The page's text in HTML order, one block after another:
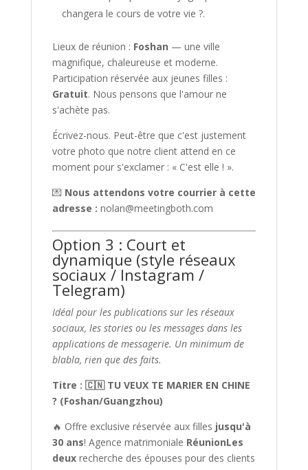
changera le cours de votre vie ?.
Lieux de réunion : Foshan — une ville
magnifique, chaleureuse et moderne.
Participation réservée aux jeunes filles :
Gratuit. Nous pensons que l'amour ne
s'achète pas.
Écrivez-nous. Peut-être que c'est justement
votre photo que notre client attend en ce
moment pour s'exclamer : « C'est elle ! ».
💌 Nous attendons votre courrier à cette
adresse : nolan@meetingboth.com
Option 3 : Court et
dynamique (style réseaux
sociaux / Instagram /
Telegram)
Idéal pour les publications sur les réseaux
sociaux, les stories ou les messages dans les
applications de messagerie. Un minimum de
blabla, rien que des faits.
Titre : 🇨🇳 TU VEUX TE MARIER EN CHINE
? (Foshan/Guangzhou)
🔥 Offre exclusive réservée aux filles jusqu'à
30 ans! Agence matrimoniale RéunionLes
deuxrecherche des épouses pour des clients